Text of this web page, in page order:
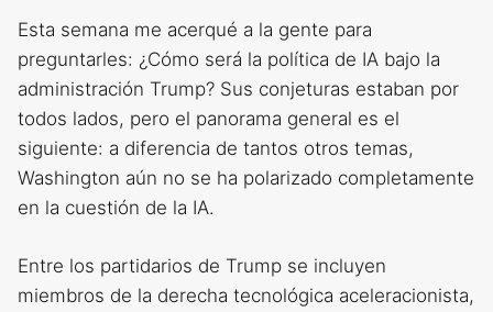
Esta semana me acerqué a la gente para
preguntarles: ¿Cómo será la política de IA bajo la
administración Trump? Sus conjeturas estaban por
todos lados, pero el panorama general es el
siguiente: a diferencia de tantos otros temas,
Washington aún no se ha polarizado completamente
en la cuestión de la IA.
Entre los partidarios de Trump se incluyen
miembros de la derecha tecnológica aceleracionista,